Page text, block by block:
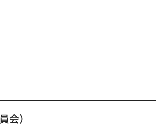
会）